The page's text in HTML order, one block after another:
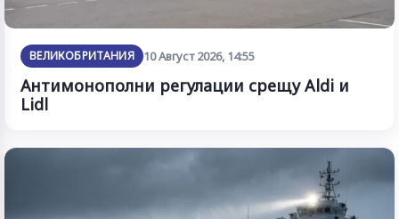
ВЕЛИКОБРИТАНИЯ 10 Август 2026, 14:55
Антимонополни регулации срещу Aldi и
Lidl